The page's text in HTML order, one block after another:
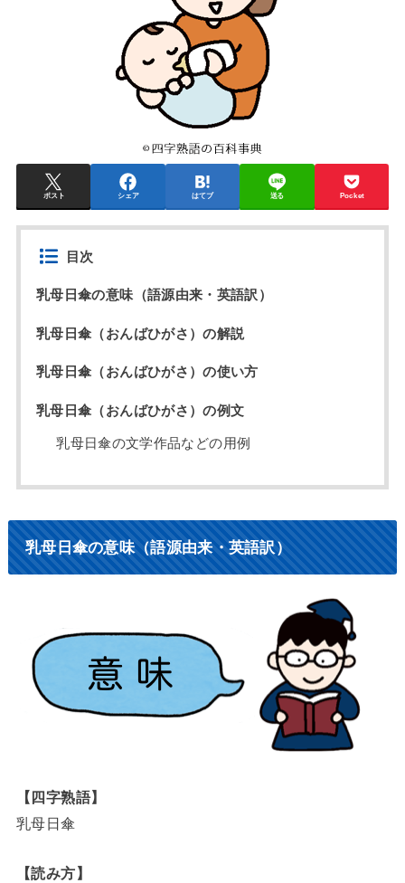
ポスト シェア はてブ 送る Pocket
目次
乳母日傘の意味（語源由来・英語訳）
乳母日傘（おんばひがさ）の解説
乳母日傘（おんばひがさ）の使い方
乳母日傘（おんばひがさ）の例文
乳母日傘の文学作品などの用例
乳母日傘の意味（語源由来・英語訳）
【四字熟語】
乳母日傘
【読み方】